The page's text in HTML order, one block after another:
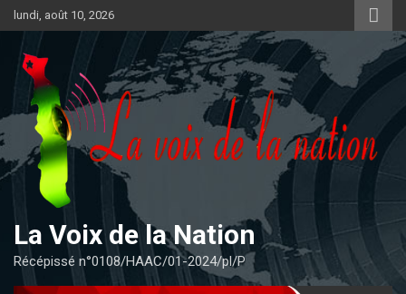
Aller
au
contenu
lundi, août 10, 2026
La Voix de la Nation
Récépissé n°0108/HAAC/01-2024/pl/P